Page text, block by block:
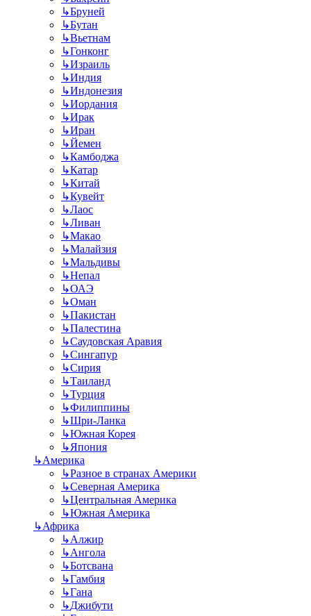
↳Бруней
↳Бутан
↳Вьетнам
↳Гонконг
↳Израиль
↳Индия
↳Индонезия
↳Иордания
↳Ирак
↳Иран
↳Йемен
↳Камбоджа
↳Катар
↳Китай
↳Кувейт
↳Лаос
↳Ливан
↳Макао
↳Малайзия
↳Мальдивы
↳Непал
↳ОАЭ
↳Оман
↳Пакистан
↳Палестина
↳Саудовская Аравия
↳Сингапур
↳Сирия
↳Таиланд
↳Турция
↳Филиппины
↳Шри-Ланка
↳Южная Корея
↳Япония
↳Америка
↳Разное в странах Америки
↳Северная Америка
↳Центральная Америка
↳Южная Америка
↳Африка
↳Алжир
↳Ангола
↳Ботсвана
↳Гамбия
↳Гана
↳Джибути